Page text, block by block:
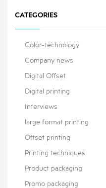
CATEGORIES
Color-technology
Company news
Digital Offset
Digital printing
Interviews
large format printing
Offset printing
Printing techniques
Product packaging
Promo packaging